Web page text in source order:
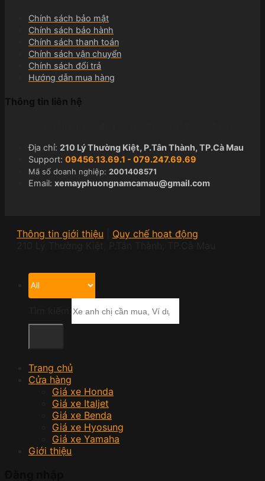
Chính sách bảo mật
Chính sách bảo hành
Chính sách thanh toán
Chính sách vận chuyển
Chính sách đổi trả
Hướng dẫn mua hàng
Thông tin liên hệ
Địa chỉ: 210 Lý Thường Kiệt, P.Tân Thành, TP.Cà Mau
Support: 09456.13.69.1 - 079.247.69.69
Mã số doanh nghiệp: 2001408571
Email: xemayphuongnamcamau@gmail.com
Thông tin giới thiệu
Quy chế hoạt động
Trang chủ
Cửa hàng
Giá xe Honda
Giá xe Italjet
Giá xe Benda
Giá xe Hyosung
Giá xe Yamaha
Giới thiệu